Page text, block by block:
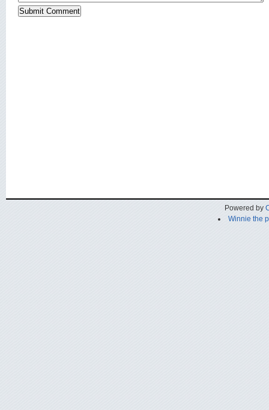
Powered by
Winnie the